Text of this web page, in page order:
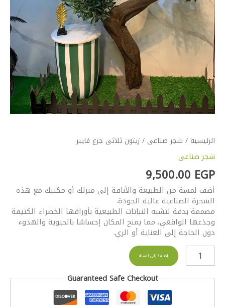
الرئيسية / شجر صناعى / زيتون ثلاثى جزع فايبر
شجر صناعى
9,500.00 EGP
أضف لمسة من الطبيعة والأناقة إلى منزلك أو مكتبك مع هذه
الشجرة الصناعية عالية الجودة.
مصممة بدقة لتشبه النباتات الطبيعية بأوراقها الخضراء الكثيفة
وجذعها الواقعي، مما يمنح المكان إحساسًا بالحيوية والهدوء
دون الحاجة إلى العناية أو الري.
إضافة إلى السلة
Guaranteed Safe Checkout